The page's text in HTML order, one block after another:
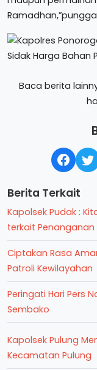
Baca berita
Berita Terkait
Kapolsek Pudak :
terkait Penanganan
Ciptakan Rasa
Patroli Kewilayahan
Peringati Hari Pers
Sembako
Kapolsek Pulung
Kecamatan Pulung